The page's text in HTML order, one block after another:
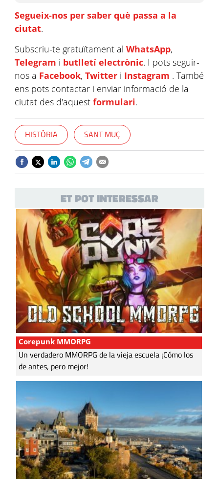
Segueix-nos per saber què passa a la
ciutat.
Subscriu-te gratuïtament al WhatsApp,
Telegram i butlletí electrònic. I pots seguir-
nos a Facebook, Twitter i Instagram . També
ens pots contactar i enviar informació de la
ciutat des d'aquest formulari.
HISTÒRIA SANT MUÇ
ET POT INTERESSAR
Corepunk MMORPG
Un verdadero MMORPG de la vieja escuela ¡Cómo los
de antes, pero mejor!